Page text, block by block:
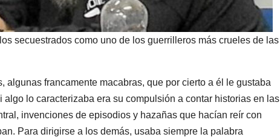
secuestrados como uno de los guerrilleros más crueles de las
algunas francamente macabras, que por cierto a él le gustaba
lo caracterizaba era su compulsión a contar historias en las
invenciones de episodios y hazañas que hacían reír con
Para dirigirse a los demás, usaba siempre la palabra